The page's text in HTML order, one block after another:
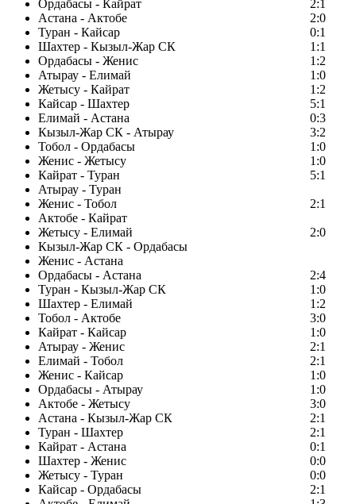
Ордабасы - Кайрат
2:1
Астана - Актобе
2:0
Туран - Кайсар
0:1
Шахтер - Кызыл-Жар СК
1:1
Ордабасы - Женис
1:2
Атырау - Елимай
1:0
Жетысу - Кайрат
1:2
Кайсар - Шахтер
5:1
Елимай - Астана
0:3
Кызыл-Жар СК - Атырау
3:2
Тобол - Ордабасы
1:0
Женис - Жетысу
1:0
Кайрат - Туран
5:1
Атырау - Туран
Женис - Тобол
2:1
Актобе - Кайрат
Жетысу - Елимай
2:0
Кызыл-Жар СК - Ордабасы
Женис - Астана
Ордабасы - Астана
2:4
Туран - Кызыл-Жар СК
1:0
Шахтер - Елимай
1:2
Тобол - Актобе
3:0
Кайрат - Кайсар
1:0
Атырау - Женис
2:1
Елимай - Тобол
2:1
Женис - Кайсар
1:0
Ордабасы - Атырау
1:0
Актобе - Жетысу
3:0
Астана - Кызыл-Жар СК
2:1
Туран - Шахтер
2:1
Кайрат - Астана
0:1
Шахтер - Женис
0:0
Жетысу - Туран
0:0
Кайсар - Ордабасы
2:1